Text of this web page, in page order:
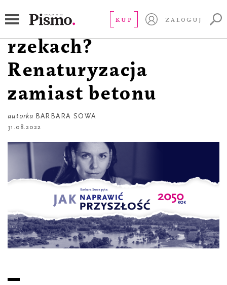
KUP ZALOGUJ
Trujący koktajl w
rzekach?
Renaturyzacja
zamiast betonu
autorka BARBARA SOWA
31.08.2022